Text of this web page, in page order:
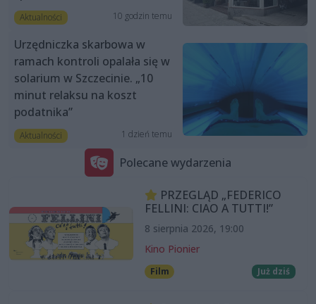
Aktualności 10 godzin temu
Urzędniczka skarbowa w
ramach kontroli opalała się w
solarium w Szczecinie. „10
minut relaksu na koszt
podatnika”
Aktualności 1 dzień temu
Polecane wydarzenia
PRZEGLĄD „FEDERICO
FELLINI: CIAO A TUTTI!”
8 sierpnia 2026, 19:00
Kino Pionier
Film Już dziś